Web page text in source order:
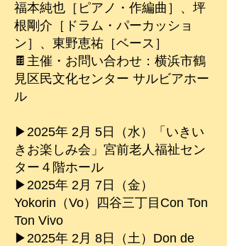
福本純也［ピアノ・作編曲］、坪
根剛介［ドラム・パーカッショ
ン］、東野恵祐［ベース］
🍫主催・お問い合わせ：横浜市鶴
見区民文化センター サルビアホー
ル
▶︎2025年 2月 5日（水）「いきい
きお楽しみ会」宮前老人福祉セン
ター４階ホール
▶︎2025年 2月 7日（金）
Yokorin（Vo）四谷三丁目Con Ton
Ton Vivo
▶︎2025年 2月 8日（土）Don de